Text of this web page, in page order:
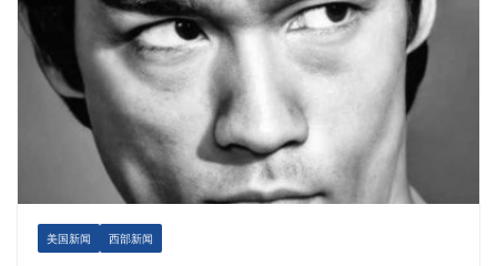
美国新闻 西部新闻